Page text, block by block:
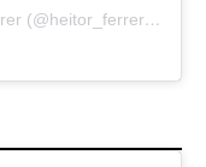
Um post compartilhado por Heitor Férrer (@heitor_ferrer77)